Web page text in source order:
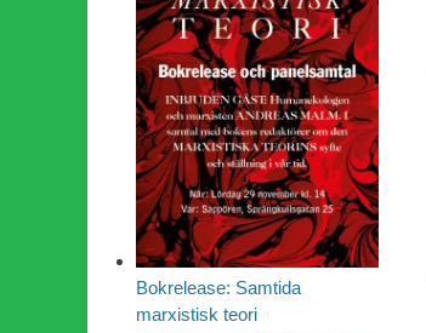
Bokrelease: Samtida
marxistisk teori